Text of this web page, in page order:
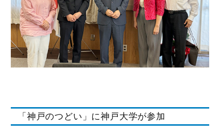
「神戸のつどい」に神戸大学が参加